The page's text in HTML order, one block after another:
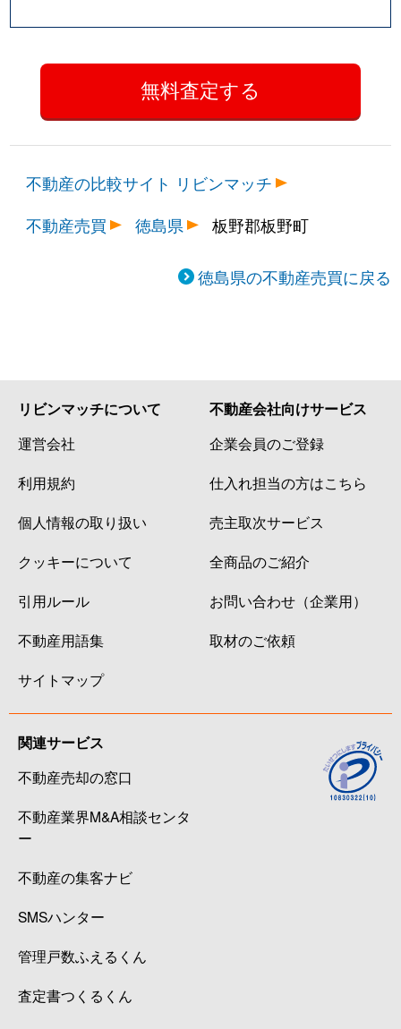
不動産の比較サイト リビンマッチ
不動産売買
徳島県 板野郡板野町
徳島県の不動産売買に戻る
リビンマッチについて
運営会社
利用規約
個人情報の取り扱い
クッキーについて
引用ルール
不動産用語集
サイトマップ
不動産会社向けサービス
企業会員のご登録
仕入れ担当の方はこちら
売主取次サービス
全商品のご紹介
お問い合わせ（企業用）
取材のご依頼
関連サービス
不動産売却の窓口
不動産業界M&A相談センタ
ー
不動産の集客ナビ
SMSハンター
管理戸数ふえるくん
査定書つくるくん